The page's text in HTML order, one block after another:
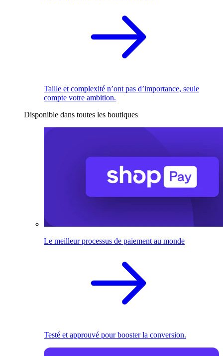
Taille et complexité n’ont pas d’importance, seule
compte votre ambition.
Disponible dans toutes les boutiques
Le meilleur processus de paiement au monde
Testé et approuvé pour booster la conversion.